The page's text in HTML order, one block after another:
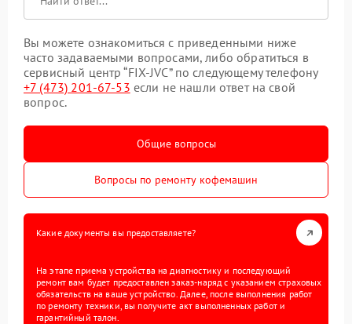
Вы можете ознакомиться с приведенными ниже
часто задаваемыми вопросами, либо обратиться в
сервисный центр “FIX-JVC” по следующему телефону
+7 (473) 201-67-53 если не нашли ответ на свой
вопрос.
Общие вопросы
Вопросы по ремонту кофемашин
Какие документы вы предоставляете?
На этапе приема устройства на диагностику и последующий
ремонт вам будет предоставлен заказ-наряд с указанием страховых
обязательств на ваше устройство. Далее, после выполнения работ
по ремонту техники, вы получите акт выполненных работ и
гарантийный талон.